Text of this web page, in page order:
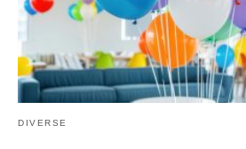
DIVERSE